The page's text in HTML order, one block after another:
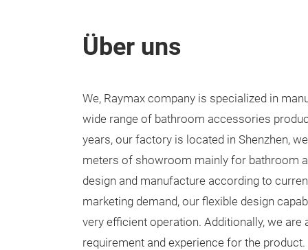
Über uns
We, Raymax company is specialized in
wide range of bathroom accessories
years, our factory is located in Shenzhen,
meters of showroom mainly for bathroom
design and manufacture according to
marketing demand, our flexible design
very efficient operation. Additionally, we
requirement and experience for the